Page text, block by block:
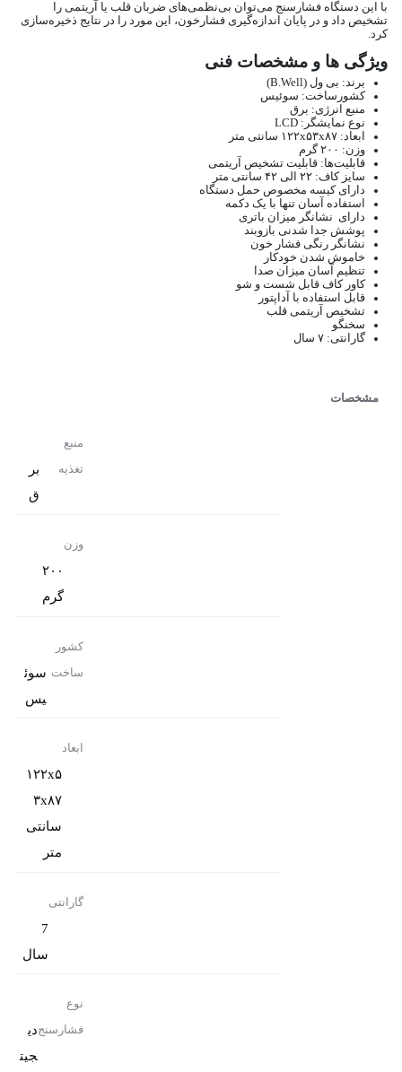
با این دستگاه فشارسنج می‌توان بی‌نظمی‌های ضربان قلب یا آریتمی را
تشخیص داد و در پایان اندازه‌گیری فشارخون، این مورد را در نتایج ذخیره‌سازی
کرد.
ویژگی ها و مشخصات فنی
برند: بی ول (B.Well)
کشورساخت: سوئیس
منبع انرژی: برق
نوع نمایشگر: LCD
ابعاد: ۱۲۲x۵۳x۸۷ سانتی‌ متر
وزن: ۲۰۰ گرم
قابلیت‌ها: قابلیت تشخیص آریتمی
سایز کاف: ۲۲ الی ۴۲ سانتی‌ متر
دارای کیسه مخصوص حمل دستگاه
استفاده آسان تنها با یک دکمه
دارای نشانگر میزان باتری
پوشش جدا شدنی بازوبند
نشانگر رنگی فشار خون
خاموش شدن خودکار
تنظیم آسان میزان صدا
کاور کاف قابل شست‌ و‌ شو
قابل استفاده با آداپتور
تشخیص آریتمی قلب
سخنگو
گارانتی: ۷ سال
مشخصات
منبع
تغذیه
بر
ق
وزن
۲۰۰
گرم
کشور
ساخت سوئ
یس
ابعاد
۱۲۲x۵
۳x۸۷
سانتی‌
متر
گارانتی
7
سال
نوع
فشارسنجدی
جیت